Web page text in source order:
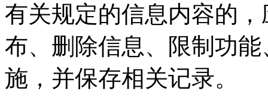
有关规定的信息内容的
布、删除信息、限制功
施，并保存相关记录。